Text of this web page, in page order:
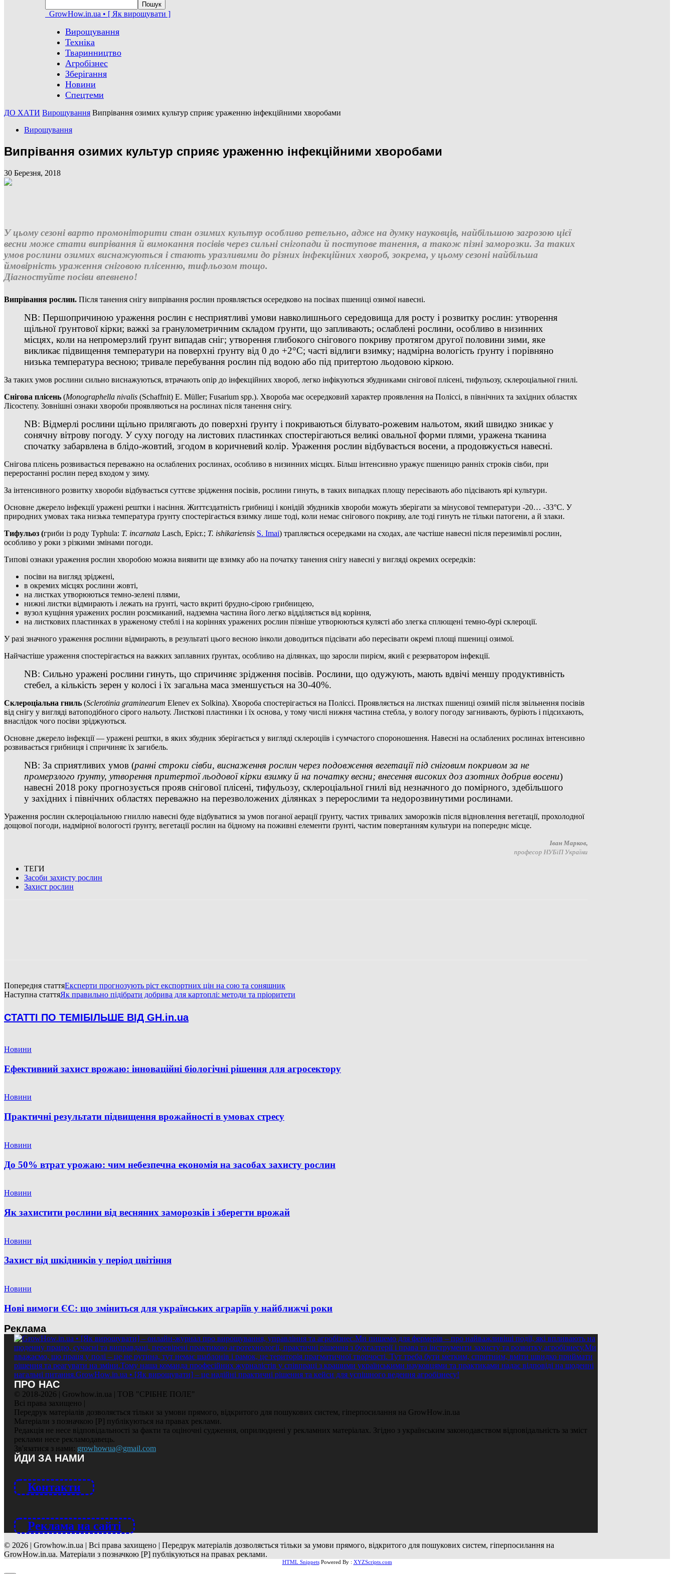
GrowHow.in.ua • [ Як вирощувати ]
Вирощування
Техніка
Тваринництво
Агробізнес
Зберігання
Новини
Спецтеми
ДО ХАТИ Вирощування Випрівання озимих культур сприяє ураженню інфекційними хворобами
Вирощування
Випрівання озимих культур сприяє ураженню інфекційними хворобами
30 Березня, 2018
У цьому сезоні варто промоніторити стан озимих культур особливо ретельно, адже на думку науковців, найбільшою загрозою цієї
весни може стати випрівання й вимокання посівів через сильні снігопади й поступове танення, а також пізні заморозки. За таких
умов рослини озимих виснажуються і стають уразливими до різних інфекційних хвороб, зокрема, у цьому сезоні найбільша
ймовірність ураження сніговою плісенню, тифльозом тощо.
Діагностуйте посіви впевнено!
Випрівання рослин. Після танення снігу випрівання рослин проявляється осередково на посівах пшениці озимої навесні.
NB: Першопричиною ураження рослин є несприятливі умови навколишнього середовища для росту і розвитку рослин: утворення
щільної ґрунтової кірки; важкі за гранулометричним складом ґрунти, що запливають; ослаблені рослини, особливо в низинних
місцях, коли на непромерзлий ґрунт випадав сніг; утворення глибокого снігового покриву протягом другої половини зими, яке
викликає підвищення температури на поверхні ґрунту від 0 до +2°С; часті відлиги взимку; надмірна вологість ґрунту і порівняно
низька температура весною; тривале перебування рослин під водою або під притертою льодовою кіркою.
За таких умов рослини сильно виснажуються, втрачають опір до інфекційних хвороб, легко інфікуються збудниками снігової плісені, тифульозу, склероціальної гнилі.
Снігова плісень (Monographella nivalis (Schaffnit) E. Müller; Fusarium spр.). Хвороба має осередковий характер проявлення на Поліссі, в північних та західних областях
Лісостепу. Зовнішні ознаки хвороби проявляються на рослинах після танення снігу.
NB: Відмерлі рослини щільно прилягають до поверхні ґрунту і покриваються білувато-рожевим нальотом, який швидко зникає у
сонячну вітрову погоду. У суху погоду на листових пластинках спостерігаються великі овальної форми плями, уражена тканина
спочатку забарвлена в блідо-жовтий, згодом в коричневий колір. Ураження рослин відбувається восени, а продовжується навесні.
Снігова плісень розвивається переважно на ослаблених рослинах, особливо в низинних місцях. Більш інтенсивно уражує пшеницю ранніх строків сівби, при
переростанні рослин перед входом у зиму.
За інтенсивного розвитку хвороби відбувається суттєве зрідження посівів, рослини гинуть, в таких випадках площу пересівають або підсівають ярі культури.
Основне джерело інфекції уражені рештки і насіння. Життєздатність грибниці і конідій збудників хвороби можуть зберігати за мінусової температури -20… -33°С. У
природних умовах така низька температура ґрунту спостерігається взимку лише тоді, коли немає снігового покриву, але тоді гинуть не тільки патогени, а й злаки.
Тифульоз (гриби із роду Typhula: T. incarnata Lasch, Epicr.; T. ishikariensis S. Imai) трапляється осередками на сходах, але частіше навесні після перезимівлі рослин,
особливо у роки з різкими змінами погоди.
Типові ознаки ураження рослин хворобою можна виявити ще взимку або на початку танення снігу навесні у вигляді окремих осередків:
посіви на вигляд зріджені,
в окремих місцях рослини жовті,
на листках утворюються темно-зелені плями,
нижні листки відмирають і лежать на ґрунті, часто вкриті брудно-сірою грибницею,
вузол кущіння уражених рослин розсмиканий, надземна частина його легко відділяється від коріння,
на листкових пластинках в ураженому стеблі і на коріннях уражених рослин пізніше утворюються кулясті або злегка сплющені темно-бурі склероції.
У разі значного ураження рослини відмирають, в результаті цього весною інколи доводиться підсівати або пересівати окремі площі пшениці озимої.
Найчастіше ураження спостерігається на важких заплавних ґрунтах, особливо на ділянках, що заросли пирієм, який є резерватором інфекції.
NB: Сильно уражені рослини гинуть, що спричиняє зрідження посівів. Рослини, що одужують, мають вдвічі меншу продуктивність
стебел, а кількість зерен у колосі і їх загальна маса зменшується на 30-40%.
Склероціальна гниль (Sclerotinia graminearum Elenev ex Solkina). Хвороба спостерігається на Поліссі. Проявляється на листках пшениці озимій після звільнення посівів
від снігу у вигляді ватоподібного сірого нальоту. Листкові пластинки і їх основа, у тому числі нижня частина стебла, у вологу погоду загнивають, буріють і підсихають,
внаслідок чого посіви зріджуються.
Основне джерело інфекції — уражені рештки, в яких збудник зберігається у вигляді склероціїв і сумчастого спороношення. Навесні на ослаблених рослинах інтенсивно
розвивається грибниця і спричиняє їх загибель.
NB: За сприятливих умов (ранні строки сівби, виснаження рослин через подовження вегетації під сніговим покривом за не
промерзлого ґрунту, утворення притертої льодової кірки взимку й на початку весни; внесення високих доз азотних добрив восени)
навесні 2018 року прогнозується прояв снігової плісені, тифульозу, склероціальної гнилі від незначного до помірного, здебільшого
у західних і північних областях переважно на перезволожених ділянках з перерослими та недорозвинутими рослинами.
Ураження рослин склероціальною гниллю навесні буде відбуватися за умов поганої аерації ґрунту, частих тривалих заморозків після відновлення вегетації, прохолодної
дощової погоди, надмірної вологості ґрунту, вегетації рослин на бідному на поживні елементи ґрунті, частим повертанням культури на попереднє місце.
Іван Марков,
професор НУБіП України
ТЕГИ
Засоби захисту рослин
Захист рослин
Попередня статтяЕксперти прогнозують ріст експортних цін на сою та соняшник
Наступна статтяЯк правильно підібрати добрива для картоплі: методи та пріоритети
СТАТТІ ПО ТЕМІБІЛЬШЕ ВІД GH.in.ua
Новини
Ефективний захист врожаю: інноваційні біологічні рішення для агросектору
Новини
Практичні результати підвищення врожайності в умовах стресу
Новини
До 50% втрат урожаю: чим небезпечна економія на засобах захисту рослин
Новини
Як захистити рослини від весняних заморозків і зберегти врожай
Новини
Захист від шкідників у період цвітіння
Новини
Нові вимоги ЄС: що зміниться для українських аграріїв у найближчі роки
Реклама
ПРО НАС
© 2018-2026 | Growhow.in.ua | ТОВ "СРІБНЕ ПОЛЕ"
Всі права захищено |
Передрук матеріалів дозволяється тільки за умови прямого, відкритого для пошукових систем, гіперпосилання на GrowHow.in.ua
Матеріали з позначкою [Р] публікуються на правах реклами.
Редакція не несе відповідальності за факти та оціночні судження, оприлюднені у рекламних матеріалах. Згідно з українським законодавством відповідальність за зміст
реклами несе рекламодавець.
Зв'язатися з нами: growhowua@gmail.com
ЙДИ ЗА НАМИ
Контакти
Реклама на сайті
© 2026 | Growhow.in.ua | Всі права захищено | Передрук матеріалів дозволяється тільки за умови прямого, відкритого для пошукових систем, гіперпосилання на
GrowHow.in.ua. Матеріали з позначкою [Р] публікуються на правах реклами.
HTML SnippetsPowered By : XYZScripts.com